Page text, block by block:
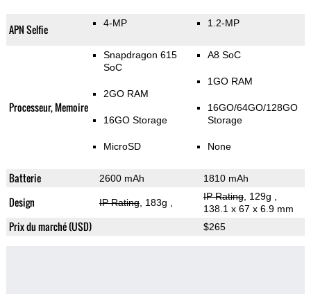
APN Selfie 4-MP 1.2-MP
Processeur, Memoire
Snapdragon 615
SoC
2GO RAM
16GO Storage
MicroSD
A8 SoC
1GO RAM
16GO/64GO/128GO
Storage
None
Batterie 2600 mAh 1810 mAh
Design IP Rating, 183g
IP Rating, 129g
138.1 x 67 x 6.9 mm
Prix du marché (USD) $265